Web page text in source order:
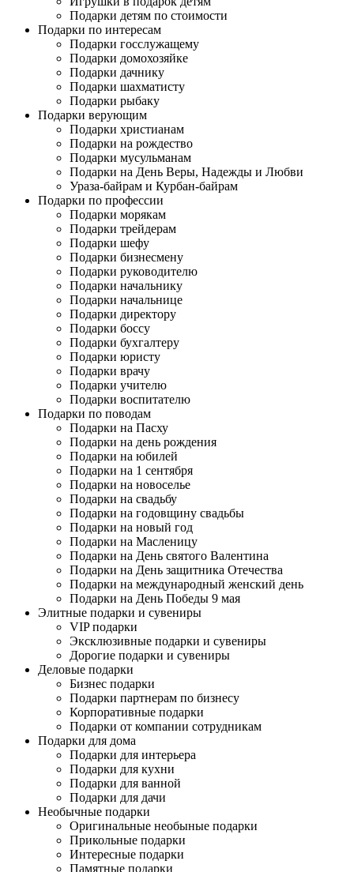
Подарки детям по стоимости
Подарки по интересам
Подарки госслужащему
Подарки домохозяйке
Подарки дачнику
Подарки шахматисту
Подарки рыбаку
Подарки верующим
Подарки христианам
Подарки на рождество
Подарки мусульманам
Подарки на День Веры, Надежды и Любви
Ураза-байрам и Курбан-байрам
Подарки по профессии
Подарки морякам
Подарки трейдерам
Подарки шефу
Подарки бизнесмену
Подарки руководителю
Подарки начальнику
Подарки начальнице
Подарки директору
Подарки боссу
Подарки бухгалтеру
Подарки юристу
Подарки врачу
Подарки учителю
Подарки воспитателю
Подарки по поводам
Подарки на Пасху
Подарки на день рождения
Подарки на юбилей
Подарки на 1 сентября
Подарки на новоселье
Подарки на свадьбу
Подарки на годовщину свадьбы
Подарки на новый год
Подарки на Масленицу
Подарки на День святого Валентина
Подарки на День защитника Отечества
Подарки на международный женский день
Подарки на День Победы 9 мая
Элитные подарки и сувениры
VIP подарки
Эксклюзивные подарки и сувениры
Дорогие подарки и сувениры
Деловые подарки
Бизнес подарки
Подарки партнерам по бизнесу
Корпоративные подарки
Подарки от компании сотрудникам
Подарки для дома
Подарки для интерьера
Подарки для кухни
Подарки для ванной
Подарки для дачи
Необычные подарки
Оригинальные необыные подарки
Прикольные подарки
Интересные подарки
Памятные подарки